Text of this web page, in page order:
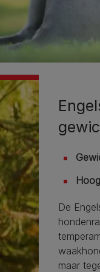
De
maar